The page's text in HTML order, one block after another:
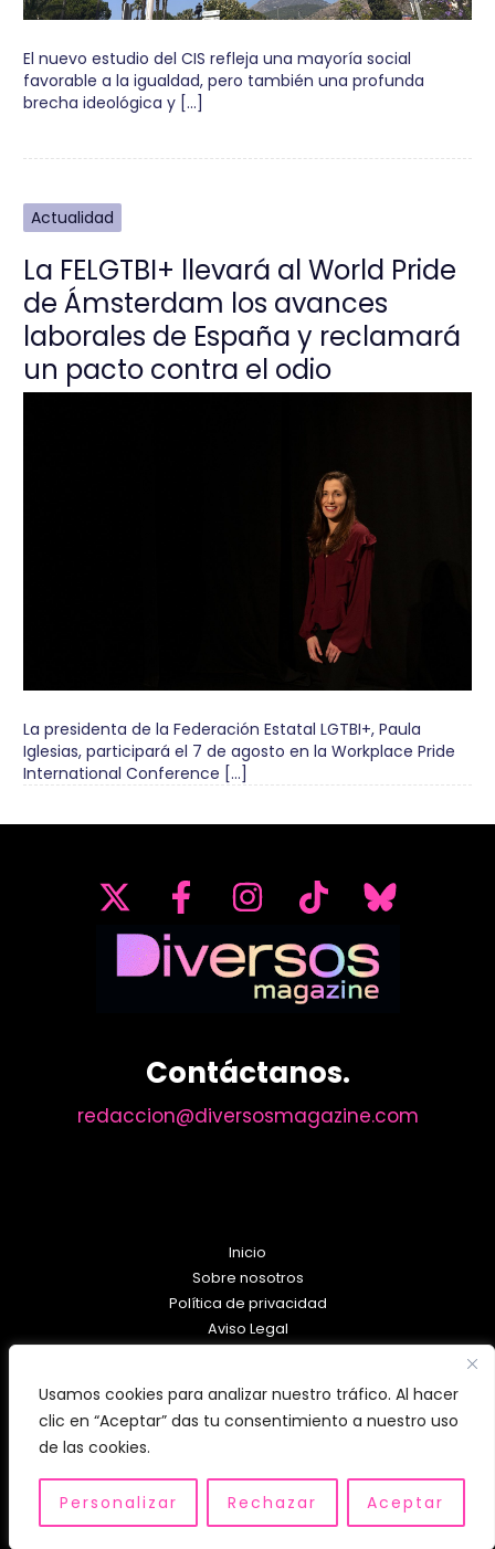
Usamos cookies para analizar nuestro tráfico. Al hacer
clic en “Aceptar” das tu consentimiento a nuestro uso
de las cookies.
Personalizar Rechazar Aceptar
El nuevo estudio del CIS refleja una mayoría social
favorable a la igualdad, pero también una profunda
brecha ideológica y […]
Actualidad
La FELGTBI+ llevará al World Pride
de Ámsterdam los avances
laborales de España y reclamará
un pacto contra el odio
La presidenta de la Federación Estatal LGTBI+, Paula
Iglesias, participará el 7 de agosto en la Workplace Pride
International Conference […]
Contáctanos.
redaccion@diversosmagazine.com
Inicio
Sobre nosotros
Política de privacidad
Aviso Legal
Copyright © 2026 diversosmagazine